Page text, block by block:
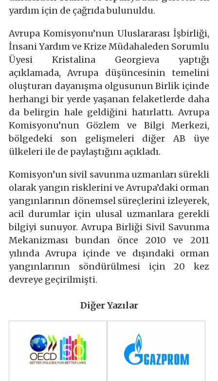
yardım için de çağrıda bulunuldu.
Avrupa Komisyonu’nun Uluslararası İşbirliği,
İnsani Yardım ve Krize Müdahaleden Sorumlu
Üyesi Kristalina Georgieva yaptığı
açıklamada, Avrupa düşüncesinin temelini
oluşturan dayanışma olgusunun Birlik içinde
herhangi bir yerde yaşanan felaketlerde daha
da belirgin hale geldiğini hatırlattı. Avrupa
Komisyonu’nun Gözlem ve Bilgi Merkezi,
bölgedeki son gelişmeleri diğer AB üye
ülkeleri ile de paylaştığını açıkladı.
Komisyon’un sivil savunma uzmanları sürekli
olarak yangın risklerini ve Avrupa’daki orman
yangınlarının dönemsel süreçlerini izleyerek,
acil durumlar için ulusal uzmanlara gerekli
bilgiyi sunuyor. Avrupa Birliği Sivil Savunma
Mekanizması bundan önce 2010 ve 2011
yılında Avrupa içinde ve dışındaki orman
yangınlarının söndürülmesi için 20 kez
devreye geçirilmişti.
Diğer Yazılar